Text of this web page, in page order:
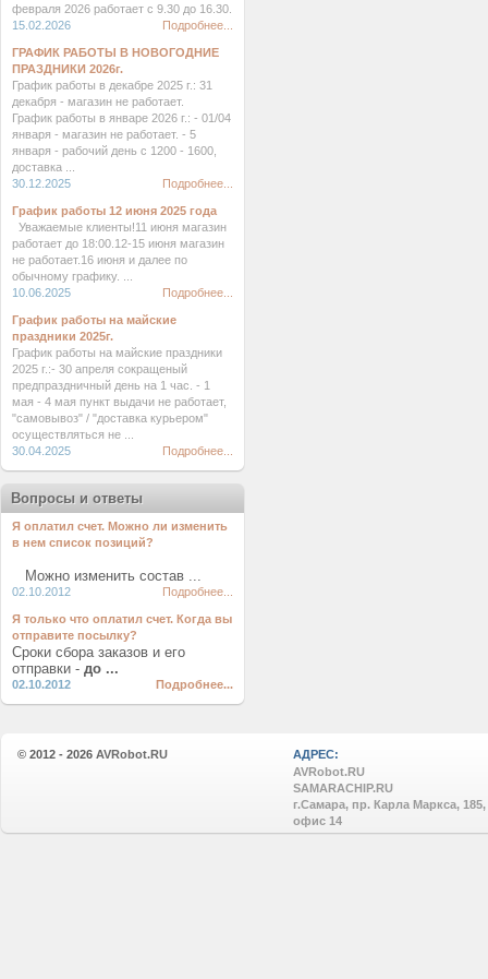
февраля 2026 работает с 9.30 до 16.30.
15.02.2026
Подробнее...
ГРАФИК РАБОТЫ В НОВОГОДНИЕ
ПРАЗДНИКИ 2026г.
График работы в декабре 2025 г.: 31
декабря - магазин не работает.
График работы в январе 2026 г.: - 01/04
января - магазин не работает. - 5
января - рабочий день с 1200 - 1600,
доставка ...
30.12.2025
Подробнее...
График работы 12 июня 2025 года
Уважаемые клиенты!11 июня магазин
работает до 18:00.12-15 июня магазин
не работает.16 июня и далее по
обычному графику. ...
10.06.2025
Подробнее...
График работы на майские
праздники 2025г.
График работы на майские праздники
2025 г.:- 30 апреля сокращеный
предпраздничный день на 1 час. - 1
мая - 4 мая пункт выдачи не работает,
"самовывоз" / "доставка курьером"
осуществляться не ...
30.04.2025
Подробнее...
Вопросы и ответы
Я оплатил счет. Можно ли изменить
в нем список позиций?
Можно изменить состав ...
02.10.2012 Подробнее...
Я только что оплатил счет. Когда вы
отправите посылку?
Сроки сбора заказов и его
отправки - до ...
02.10.2012 Подробнее...
© 2012 - 2026 AVRobot.RU
АДРЕС:
AVRobot.RU
SAMARACHIP.RU
г.Самара, пр. Карла Маркса, 185,
офис 14